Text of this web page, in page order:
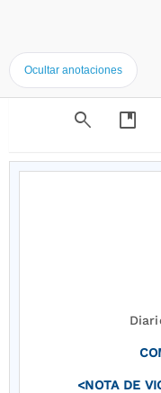
Ocultar anotaciones
search developer_guide
<NOTA DE